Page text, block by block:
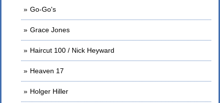
Go-Go's
Grace Jones
Haircut 100 / Nick Heyward
Heaven 17
Holger Hiller